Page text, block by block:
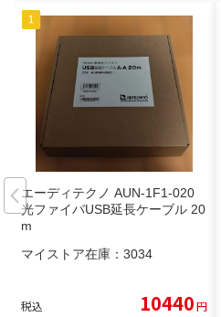
エーディテクノ AUN-1F1-020
光ファイバUSB延長ケーブル 20
m
マイストア在庫： 3034
税込 10440円